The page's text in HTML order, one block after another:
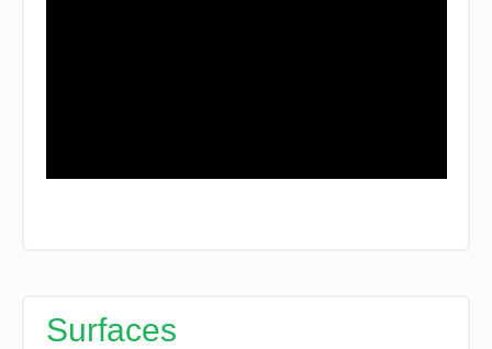
Surfaces